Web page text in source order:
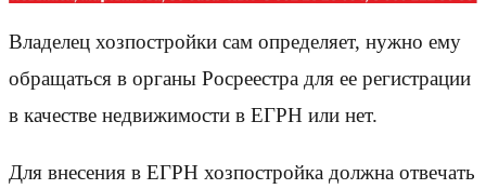
Владелец хозпостройки сам определяет, нужно ему
обращаться в органы Росреестра для ее регистрации
в качестве недвижимости в ЕГРН или нет.
Для внесения в ЕГРН хозпостройка должна отвечать